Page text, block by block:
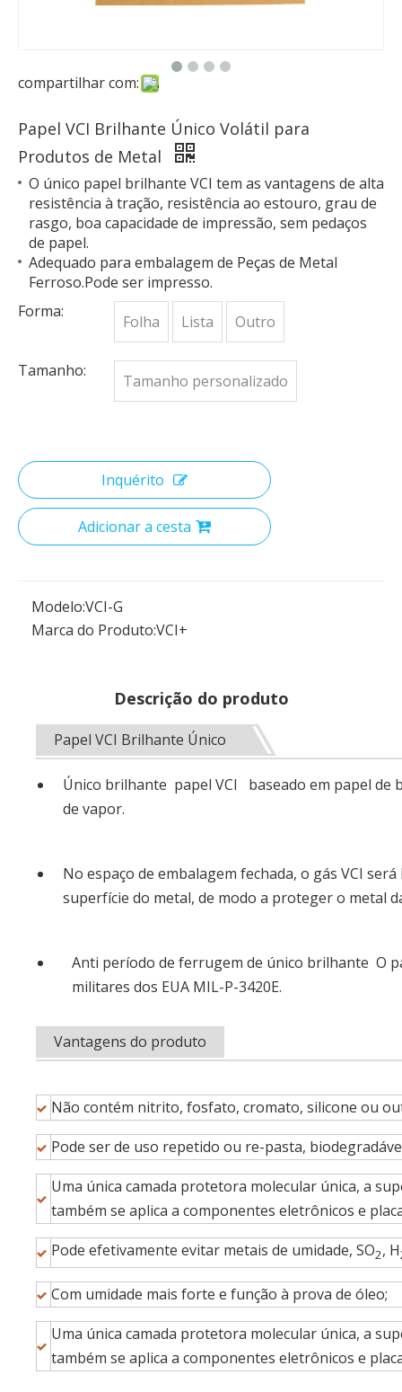
compartilhar com:
Papel VCI Brilhante Único Volátil para
Produtos de Metal
O único papel brilhante VCI tem as vantagens de alta
resistência à tração, resistência ao estouro, grau de
rasgo, boa capacidade de impressão, sem pedaços
de papel.
Adequado para embalagem de Peças de Metal
Ferroso.Pode ser impresso.
Forma:
Folha Lista Outro
Tamanho:
Tamanho personalizado
Inquérito
Adicionar a cesta
Modelo:VCI-G
Marca do Produto:VCI+
Descrição do produto
Papel VCI Brilhante Único
Único brilhante papel VCI baseado em papel de
de vapor.
No espaço de embalagem fechada, o gás VCI
superfície do metal, de modo a proteger o metal
Anti período de ferrugem de único brilhante O
militares dos EUA MIL-P-3420E.
Vantagens do produto
Não contém nitrito, fosfato, cromato, silicone ou
Pode ser de uso repetido ou re-pasta,
Uma única camada protetora molecular única, a
também se aplica a componentes eletrônicos e
Pode efetivamente evitar metais de umidade, SO2, H
Com umidade mais forte e função à prova de óleo;
Uma única camada protetora molecular única, a
também se aplica a componentes eletrônicos e